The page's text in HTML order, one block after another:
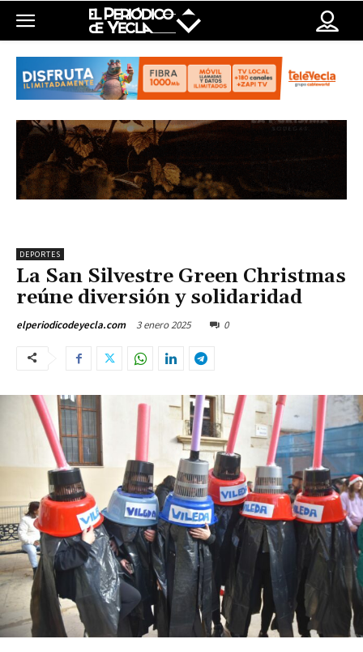
DEPORTES
La San Silvestre Green Christmas
reúne diversión y solidaridad
elperiodicodeyecla.com 3 enero 2025 0